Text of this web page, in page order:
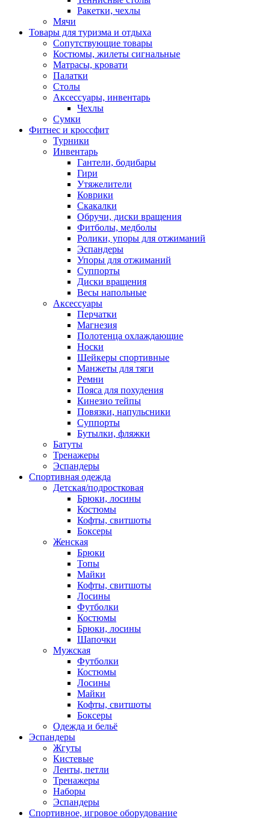
Ракетки, чехлы
Мячи
Товары для туризма и отдыха
Сопутствующие товары
Костюмы, жилеты сигнальные
Матрасы, кровати
Палатки
Столы
Аксессуары, инвентарь
Чехлы
Сумки
Фитнес и кроссфит
Турники
Инвентарь
Гантели, бодибары
Гири
Утяжелители
Коврики
Скакалки
Обручи, диски вращения
Фитболы, медболы
Ролики, упоры для отжиманий
Эспандеры
Упоры для отжиманий
Суппорты
Диски вращения
Весы напольные
Аксессуары
Перчатки
Магнезия
Полотенца охлаждающие
Носки
Шейкеры спортивные
Манжеты для тяги
Ремни
Пояса для похудения
Кинезио тейпы
Повязки, напульсники
Суппорты
Бутылки, фляжки
Батуты
Тренажеры
Эспандеры
Спортивная одежда
Детская/подростковая
Брюки, лосины
Костюмы
Кофты, свитшоты
Боксеры
Женская
Брюки
Топы
Майки
Кофты, свитшоты
Лосины
Футболки
Костюмы
Брюки, лосины
Шапочки
Мужская
Футболки
Костюмы
Лосины
Майки
Кофты, свитшоты
Боксеры
Одежда и бельё
Эспандеры
Жгуты
Кистевые
Ленты, петли
Тренажеры
Наборы
Эспандеры
Спортивное, игровое оборудование